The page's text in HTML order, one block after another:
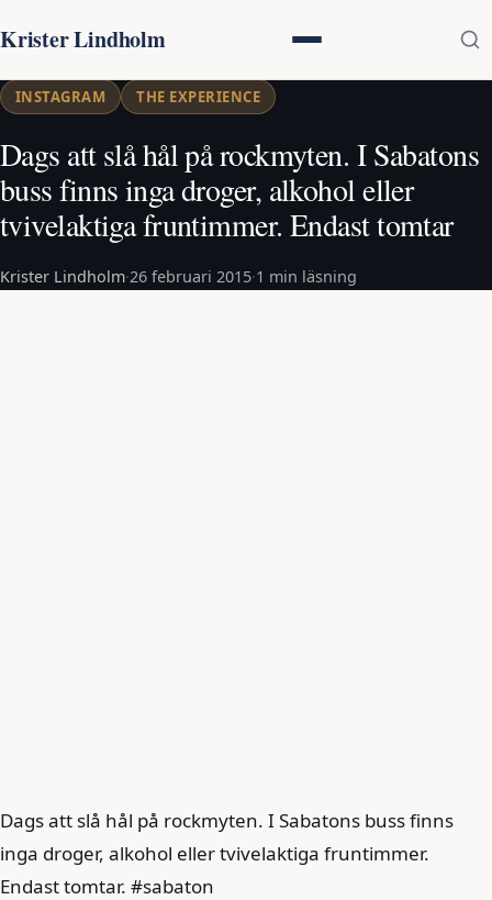
Krister Lindholm
INSTAGRAM THE EXPERIENCE
Dags att slå hål på rockmyten. I Sabatons
buss finns inga droger, alkohol eller
tvivelaktiga fruntimmer. Endast tomtar
Krister Lindholm·26 februari 2015·1 min läsning
Dags att slå hål på rockmyten. I Sabatons buss finns
inga droger, alkohol eller tvivelaktiga fruntimmer.
Endast tomtar. #sabaton